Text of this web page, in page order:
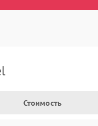
Стоимость